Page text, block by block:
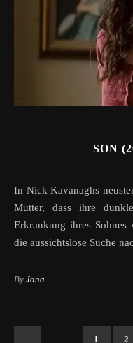
SON
In Nick Kavanaghs neustem Horrorfilm Son vermutet eine junge
Mutter, dass ihre
Erkrankung ihres
die aussichtslose Suche
By Jana
1 2